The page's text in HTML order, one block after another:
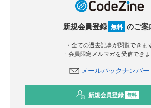
新規会員登録 無料 のご案
・全ての過去記事が閲覧できま
・会員限定メルマガを受信でき
メールバックナンバー
新規会員登録 無料